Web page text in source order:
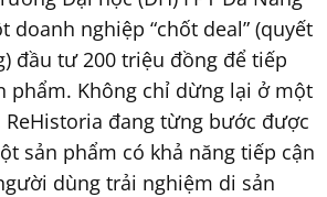
doanh nghiệp “chốt deal” (quyết
đầu tư 200 triệu đồng để tiếp
phẩm. Không chỉ dừng lại ở một
đang từng bước được
sản phẩm có khả năng tiếp cận
dùng trải nghiệm di sản